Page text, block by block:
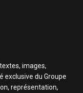
images,
exclusive du Groupe
représentation,